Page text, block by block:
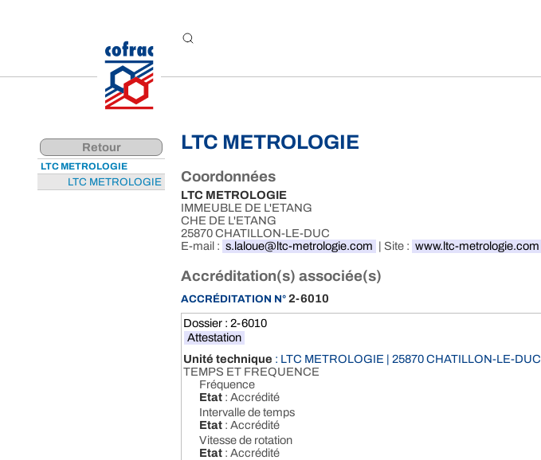
Retour
LTC METROLOGIE
LTC METROLOGIE
LTC METROLOGIE
Coordonnées
LTC METROLOGIE
IMMEUBLE DE L'ETANG
CHE DE L'ETANG
25870 CHATILLON-LE-DUC
E-mail : s.laloue@ltc-metrologie.com | Site : www.ltc-metrologie.com
Accréditation(s) associée(s)
ACCRÉDITATION N° 2-6010
Dossier : 2-6010
Attestation
Unité technique : LTC METROLOGIE | 25870 CHATILLON-LE-DUC
TEMPS ET FREQUENCE
Fréquence
Etat : Accrédité
Intervalle de temps
Etat : Accrédité
Vitesse de rotation
Etat : Accrédité